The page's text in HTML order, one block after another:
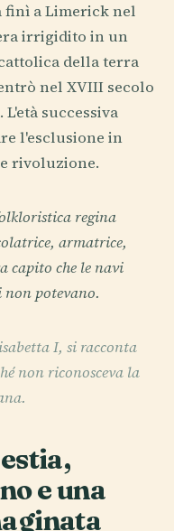
finì a Limerick nel
irrigidito in un
della terra
nel XVIII secolo
successiva
l'esclusione in
rivoluzione.
regina
armatrice,
capito che le navi
non potevano.
I, si racconta
non riconosceva la
e una